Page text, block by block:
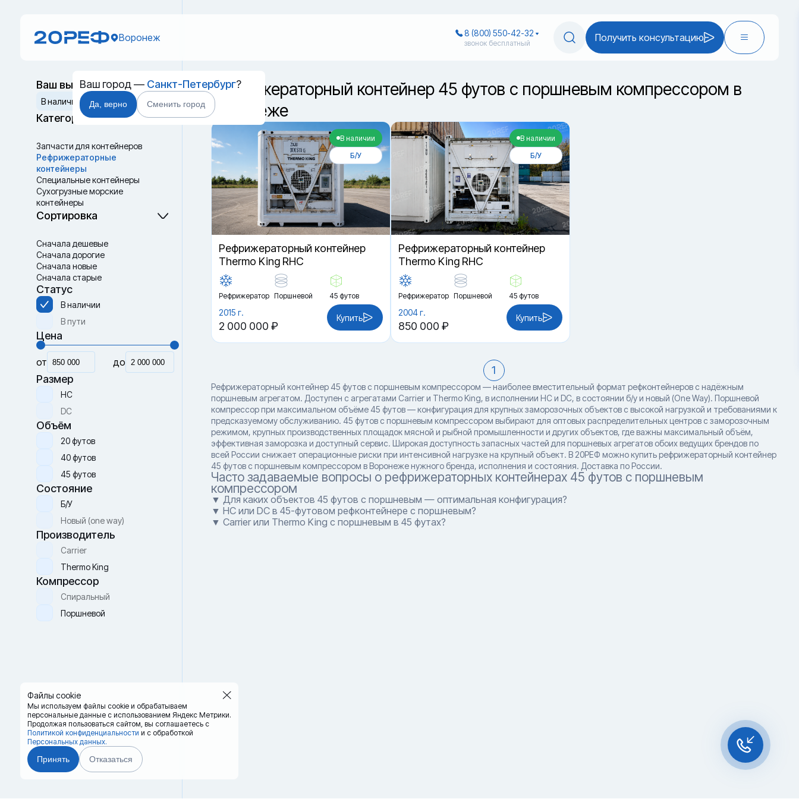
Воронеж
Ваш город — Санкт-Петербург?
Да, верно Сменить город
8 (800) 550-42-32
звонок бесплатный Получить консультацию
Файлы cookie
Мы используем файлы cookie и обрабатываем
персональные данные с использованием Яндекс Метрики.
Продолжая пользоваться сайтом, вы соглашаетесь с
Политикой конфиденциальности и с обработкой
Персональных данных.
Принять Отказаться
Ваш выбор
Сбросить
В наличии
Категории
Запчасти для контейнеров
Рефрижераторные
контейнеры
Специальные контейнеры
Cухогрузные морские
контейнеры
Танк-контейнеры
Сортировка
Сначала дешевые
Сначала дорогие
Сначала новые
Сначала старые
Статус
В наличии
В пути
Цена
от до
Размер
HC
DC
Объём
20 футов
40 футов
45 футов
Состояние
Б/У
Новый (one way)
Производитель
Carrier
Thermo King
Компрессор
Спиральный
Поршневой
Рефрижераторный контейнер 45 футов с поршневым компрессором в
Воронеже
В наличии
Б/У
Рефрижераторный контейнер
Thermo King RHC
Рефрижератор Поршневой 45 футов
2015 г.
2 000 000 ₽
Купить
В наличии
Б/У
Рефрижераторный контейнер
Thermo King RHC
Рефрижератор Поршневой 45 футов
2004 г.
850 000 ₽
Купить
1
Рефрижераторный контейнер 45 футов с поршневым компрессором — наиболее вместительный формат рефконтейнеров с надёжным
поршневым агрегатом. Доступен с агрегатами Carrier и Thermo King, в исполнении HC и DC, в состоянии б/у и новый (One Way). Поршневой
компрессор при максимальном объёме 45 футов — конфигурация для крупных заморозочных объектов с высокой нагрузкой и требованиями к
предсказуемому обслуживанию. 45 футов с поршневым компрессором выбирают для оптовых распределительных центров с заморозочным
режимом, крупных производственных площадок мясной и рыбной промышленности и других объектов, где важны максимальный объём,
эффективная заморозка и доступный сервис. Широкая доступность запасных частей для поршневых агрегатов обоих ведущих брендов по
всей России снижает операционные риски при интенсивной нагрузке на крупный объект. В 20РЕФ можно купить рефрижераторный контейнер
45 футов с поршневым компрессором в Воронеже нужного бренда, исполнения и состояния. Доставка по России.
Часто задаваемые вопросы о рефрижераторных контейнерах 45 футов с поршневым
компрессором
▼ Для каких объектов 45 футов с поршневым — оптимальная конфигурация?
▼ HC или DC в 45-футовом рефконтейнере с поршневым?
▼ Carrier или Thermo King с поршневым в 45 футах?